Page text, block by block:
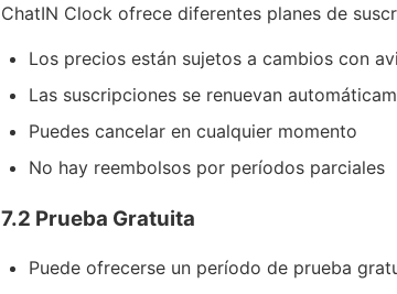
ChatIN Clock ofrece diferentes planes de
Los precios están sujetos a cambios con
Las suscripciones se renuevan
Puedes cancelar en cualquier momento
No hay reembolsos por períodos parciales
7.2 Prueba Gratuita
Puede ofrecerse un período de prueba